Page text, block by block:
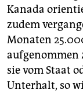
Kanada
zudem
Monaten
aufgenommen
sie vom Staat
Unterhalt, so